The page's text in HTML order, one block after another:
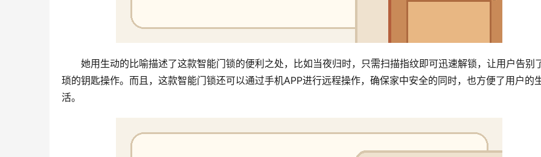
她用生动的比喻描述了这款智能门锁的便利之处，比如当夜归时，只需扫描指纹即可迅速解锁，让用户告别
琐的钥匙操作。而且，这款智能门锁还可以通过手机APP进行远程操作，确保家中安全的同时，也方便了用户的
活。